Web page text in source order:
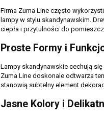
Firma Zuma Line często
lampy w stylu skandynawskim.
ciepła i przytulności do
Proste Formy i
Lampy skandynawskie cechują
Zuma Line doskonale odtwarza
stanowią subtelny element
Jasne Kolory i